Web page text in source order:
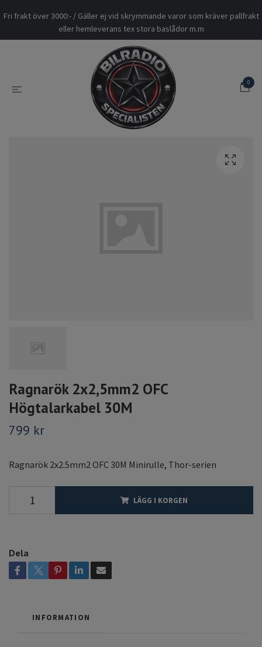
Fri frakt över 3000:- / Gäller ej vid skrymmande varor som kräver pallfrakt
eller hemleverans tex stora baslådor m.m
0
Ragnarök 2x2,5mm2 OFC
Högtalarkabel 30M
799 kr
Ragnarök 2x2.5mm2 OFC 30M Minirulle, Thor-serien
LÄGG I KORGEN
Dela
INFORMATION